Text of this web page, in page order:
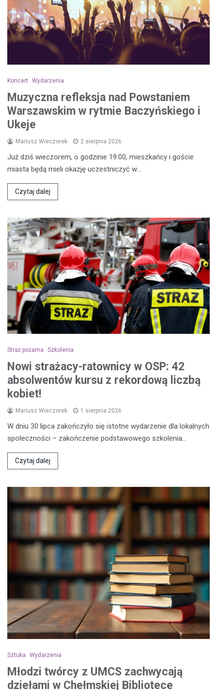
Koncert Wydarzenia
Muzyczna refleksja nad Powstaniem
Warszawskim w rytmie Baczyńskiego i
Ukeje
Mariusz Wieczorek 2 sierpnia 2026
Już dziś wieczorem, o godzinie 19:00, mieszkańcy i goście
miasta będą mieli okazję uczestniczyć w…
Czytaj dalej
Straż pożarna Szkolenia
Nowi strażacy-ratownicy w OSP: 42
absolwentów kursu z rekordową liczbą
kobiet!
Mariusz Wieczorek 1 sierpnia 2026
W dniu 30 lipca zakończyło się istotne wydarzenie dla lokalnych
społeczności – zakończenie podstawowego szkolenia…
Czytaj dalej
Sztuka Wydarzenia
Młodzi twórcy z UMCS zachwycają
dziełami w Chełmskiej Bibliotece